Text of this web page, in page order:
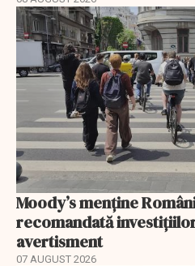
Moody’s menține
recomandată
avertisment
07 AUGUST 2026